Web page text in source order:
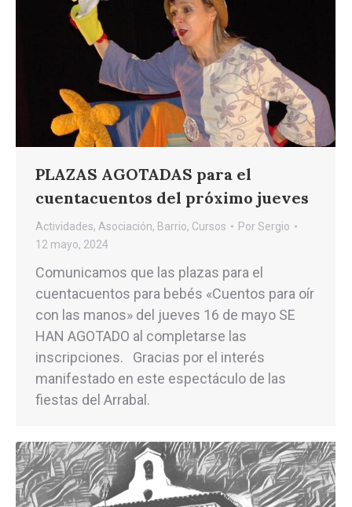
PLAZAS AGOTADAS para el
cuentacuentos del próximo jueves
Actividades, Asociación, Barrio, Cursos PorSergio
12 mayo, 2024
Comunicamos que las plazas para el
cuentacuentos para bebés «Cuentos para oír
con las manos» del jueves 16 de mayo SE
HAN AGOTADO al completarse las
inscripciones. Gracias por el interés
manifestado en este espectáculo de las
fiestas del Arrabal.